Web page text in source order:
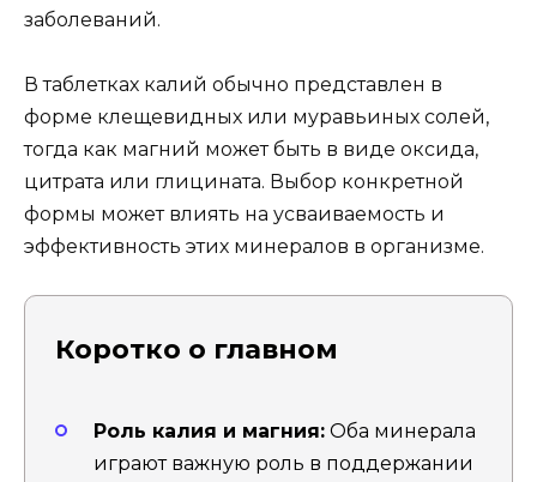
заболеваний.
В таблетках калий обычно представлен в
форме клещевидных или муравьиных солей,
тогда как магний может быть в виде оксида,
цитрата или глицината. Выбор конкретной
формы может влиять на усваиваемость и
эффективность этих минералов в организме.
Коротко о главном
Роль калия и магния: Оба минерала
играют важную роль в поддержании